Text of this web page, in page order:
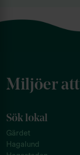
Miljöer att
Sök lokal
Gärdet
Hagalund